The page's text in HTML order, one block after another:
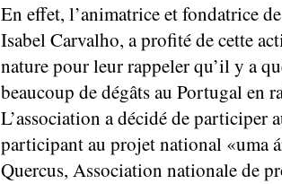
En effet, l’animatrice et fondatrice
Isabel Carvalho, a profité de cette
nature pour leur rappeler qu’il y a
beaucoup de dégâts au Portugal en
L’association a décidé de participer
participant au projet national «uma
Quercus, Association nationale de